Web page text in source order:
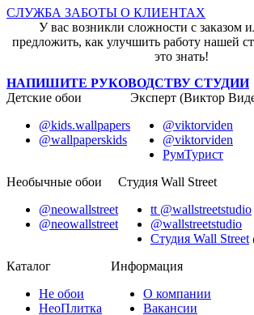
СЛУЖБА ЗАБОТЫ О КЛИЕНТАХ
У вас возникли сложности с заказом
предложить, как улучшить работу нашей
это знать!
НАПИШИТЕ РУКОВОДСТВУ СТУДИИ
Детские обои
@kids.wallpapers
@wallpaperskids
Эксперт (Виктор
@viktorviden
@viktorviden
РумТурист
Необычные обои
@neowallstreet
@neowallstreet
Студия Wall Street
tt @wallstreetstudio
@wallstreetstudio
Студия Wall Street
Каталог
Не обои
НеоПлитка
Информация
О компании
Вакансии